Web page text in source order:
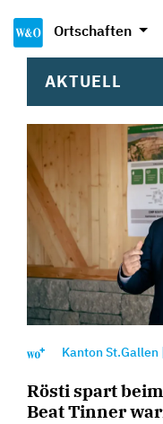
Ortschaften
AKTUELL
Kanton St.Gallen
Rösti spart
Beat Tinner